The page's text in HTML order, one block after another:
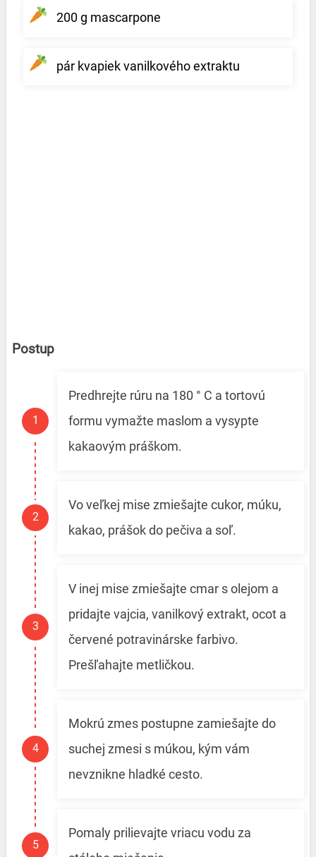
200 g mascarpone
pár kvapiek vanilkového extraktu
Postup
Predhrejte rúru na 180 ° C a tortovú
formu vymažte maslom a vysypte
kakaovým práškom.
Vo veľkej mise zmiešajte cukor, múku,
kakao, prášok do pečiva a soľ.
V inej mise zmiešajte cmar s olejom a
pridajte vajcia, vanilkový extrakt, ocot a
červené potravinárske farbivo.
Prešľahajte metličkou.
Mokrú zmes postupne zamiešajte do
suchej zmesi s múkou, kým vám
nevznikne hladké cesto.
Pomaly prilievajte vriacu vodu za